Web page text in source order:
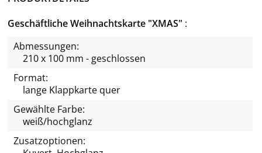
Geschäftliche Weihnachtskarte "XMAS"
Abmessungen:
210 x 100 mm - geschlossen
Format:
lange Klappkarte quer
Gewählte Farbe:
weiß/hochglanz
Zusatzoptionen: